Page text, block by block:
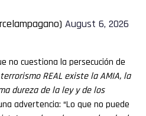
August 6, 2026
no cuestiona la persecución de
terrorismo REAL existe la AMIA, la
dureza de la ley y de los
advertencia: “Lo que no puede